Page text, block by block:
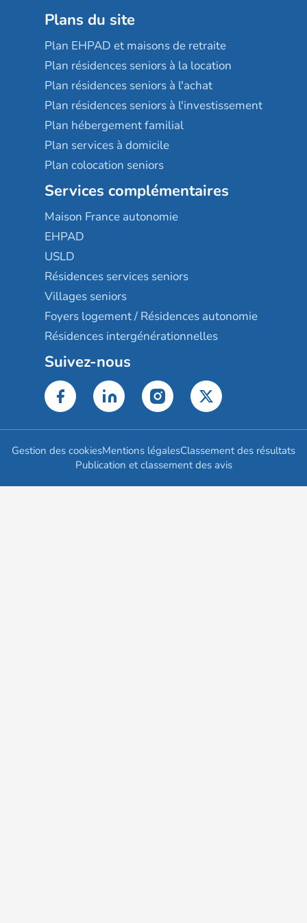
Plans du site
Plan EHPAD et maisons de retraite
Plan résidences seniors à la location
Plan résidences seniors à l'achat
Plan résidences seniors à l'investissement
Plan hébergement familial
Plan services à domicile
Plan colocation seniors
Services complémentaires
Maison France autonomie
EHPAD
USLD
Résidences services seniors
Villages seniors
Foyers logement / Résidences autonomie
Résidences intergénérationnelles
Suivez-nous
Gestion des cookiesMentions légalesClassement des résultats
Publication et classement des avis